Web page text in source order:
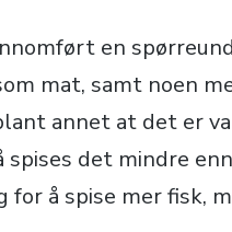
en
mat, samt noen
annet at det er
spises det mindre
for å spise mer fisk,